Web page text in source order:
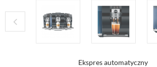
Ekspres automatyczny